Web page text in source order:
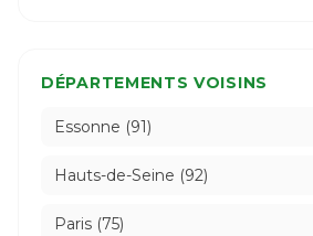
DÉPARTEMENTS VOISINS
Essonne (91)
Hauts-de-Seine (92)
Paris (75)